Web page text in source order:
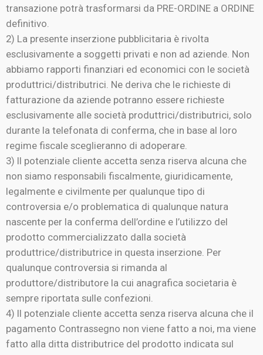
transazione potrà trasformarsi da PRE-ORDINE a ORDINE
definitivo.
2) La presente inserzione pubblicitaria è rivolta
esclusivamente a soggetti privati e non ad aziende. Non
abbiamo rapporti finanziari ed economici con le società
produttrici/distributrici. Ne deriva che le richieste di
fatturazione da aziende potranno essere richieste
esclusivamente alle società produttrici/distributrici, solo
durante la telefonata di conferma, che in base al loro
regime fiscale sceglieranno di adoperare.
3) Il potenziale cliente accetta senza riserva alcuna che
non siamo responsabili fiscalmente, giuridicamente,
legalmente e civilmente per qualunque tipo di
controversia e/o problematica di qualunque natura
nascente per la conferma dell’ordine e l’utilizzo del
prodotto commercializzato dalla società
produttrice/distributrice in questa inserzione. Per
qualunque controversia si rimanda al
produttore/distributore la cui anagrafica societaria è
sempre riportata sulle confezioni.
4) Il potenziale cliente accetta senza riserva alcuna che il
pagamento Contrassegno non viene fatto a noi, ma viene
fatto alla ditta distributrice del prodotto indicata sul